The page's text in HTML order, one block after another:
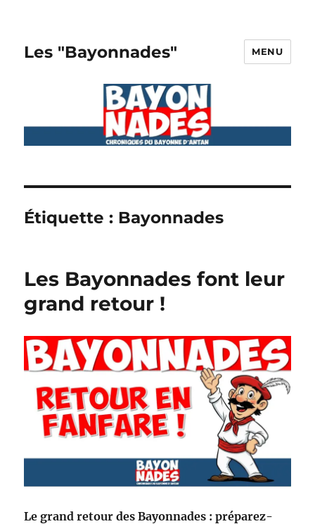
Les "Bayonnades" MENU
Étiquette : Bayonnades
Les Bayonnades font leur
grand retour !
Le grand retour des Bayonnades : préparez-